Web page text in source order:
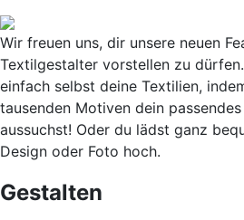
Wir freuen uns, dir unsere neuen
Textilgestalter vorstellen zu
einfach selbst deine Textilien,
tausenden Motiven dein
aussuchst! Oder du lädst ganz
Design oder Foto hoch.
Gestalten